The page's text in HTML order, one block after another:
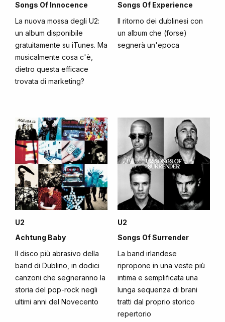
Songs Of Innocence
La nuova mossa degli U2:
un album disponibile
gratuitamente su iTunes. Ma
musicalmente cosa c'è,
dietro questa efficace
trovata di marketing?
Songs Of Experience
Il ritorno dei dublinesi con
un album che (forse)
segnerà un'epoca
U2
Achtung Baby
Il disco più abrasivo della
band di Dublino, in dodici
canzoni che segneranno la
storia del pop-rock negli
ultimi anni del Novecento
U2
Songs Of Surrender
La band irlandese
ripropone in una veste più
intima e semplificata una
lunga sequenza di brani
tratti dal proprio storico
repertorio